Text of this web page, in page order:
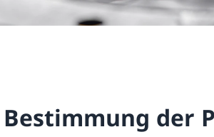
Bestimmung der